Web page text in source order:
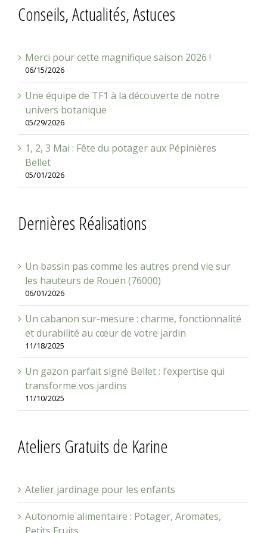
06/15/2026
Une équipe de TF1 à la découverte de notre
univers botanique
05/29/2026
1, 2, 3 Mai : Fête du potager aux Pépinières
Bellet
05/01/2026
les hauteurs de Rouen (76000)
06/01/2026
Un cabanon sur-mesure : charme, fonctionnalité
et durabilité au cœur de votre jardin
11/18/2025
Un gazon parfait signé Bellet : l’expertise qui
transforme vos jardins
11/10/2025
Autonomie alimentaire : Potager, Aromates,
Petits Fruits